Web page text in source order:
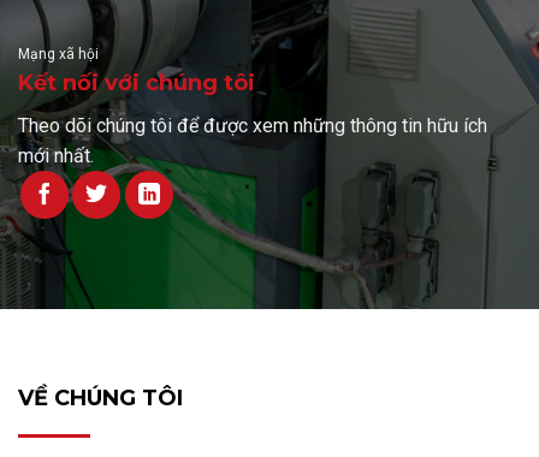
Mạng xã hội
Kết nối với chúng tôi
Theo dõi chúng tôi để được xem những thông tin hữu ích
mới nhất.
VỀ CHÚNG TÔI